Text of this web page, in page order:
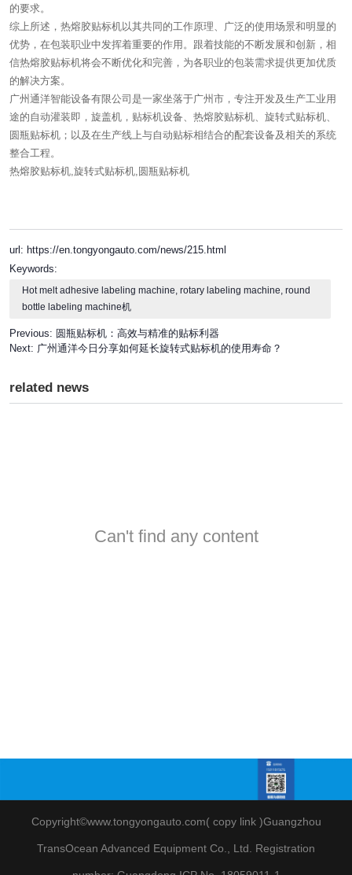
的要求。
综上所述，热熔胶贴标机以其共同的工作原理、广泛的使用场景和明显的
优势，在包装职业中发挥着重要的作用。跟着技能的不断发展和创新，相
信热熔胶贴标机将会不断优化和完善，为各职业的包装需求提供更加优质
的解决方案。
广州通洋智能设备有限公司是一家坐落于广州市，专注开发及生产工业用
途的自动灌装即，旋盖机，贴标机设备、热熔胶贴标机、旋转式贴标机、
圆瓶贴标机；以及在生产线上与自动贴标相结合的配套设备及相关的系统
整合工程。
热熔胶贴标机,旋转式贴标机,圆瓶贴标机
url: https://en.tongyongauto.com/news/215.html
Keywords:
Hot melt adhesive labeling machine, rotary labeling machine, round
bottle labeling machine机
Previous: 圆瓶贴标机：高效与精准的贴标利器
Next: 广州通洋今日分享如何延长旋转式贴标机的使用寿命？
related news
Can't find any content
Copyright©www.tongyongauto.com( copy link)Guangzhou
TransOcean Advanced Equipment Co., Ltd Registration